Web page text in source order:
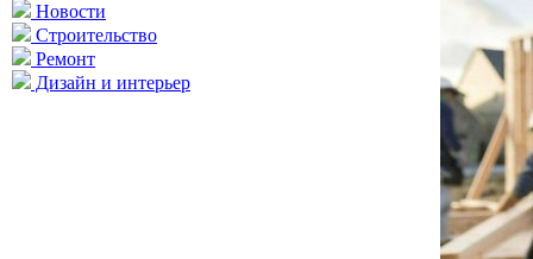
Новости
Строительство
Ремонт
Дизайн и интерьер